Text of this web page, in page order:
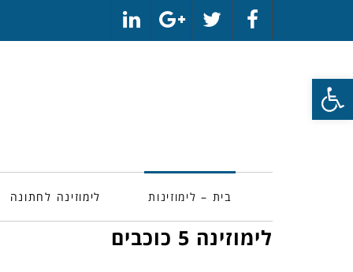
פתח סרגל נגישות
Facebook
Twitter
Google+
LinkedIn
בית – לימוזינות לימוזינה לחתונה
לימוזינה 5 כוכבים